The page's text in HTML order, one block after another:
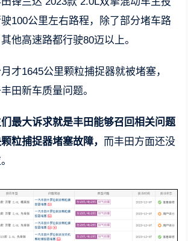
100公里左右路程，除了部分堵车路
他高速路都行驶80迈以上。
才1645公里颗粒捕捉器就被堵塞，
田新车质量问题。
最大诉求就是丰田能够召回相关问题
粒捕捉器堵塞故障， 而丰田方面还没